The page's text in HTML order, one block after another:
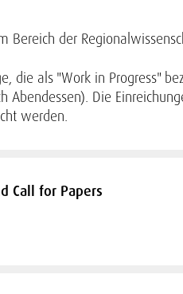
Bereich der
die als "Work in Progress"
Abendessen). Die
werden.
Call for Papers